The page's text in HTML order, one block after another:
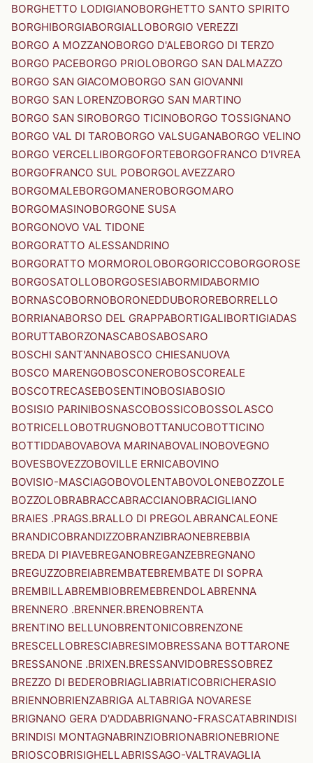
BORGHETTO LODIGIANOBORGHETTO SANTO SPIRITO
BORGHIBORGIABORGIALLOBORGIO VEREZZI
BORGO A MOZZANOBORGO D'ALEBORGO DI TERZO
BORGO PACEBORGO PRIOLOBORGO SAN DALMAZZO
BORGO SAN GIACOMOBORGO SAN GIOVANNI
BORGO SAN LORENZOBORGO SAN MARTINO
BORGO SAN SIROBORGO TICINOBORGO TOSSIGNANO
BORGO VAL DI TAROBORGO VALSUGANABORGO VELINO
BORGO VERCELLIBORGOFORTEBORGOFRANCO D'IVREA
BORGOFRANCO SUL POBORGOLAVEZZARO
BORGOMALEBORGOMANEROBORGOMARO
BORGOMASINOBORGONE SUSA
BORGONOVO VAL TIDONE
BORGORATTO ALESSANDRINO
BORGORATTO MORMOROLOBORGORICCOBORGOROSE
BORGOSATOLLOBORGOSESIABORMIDABORMIO
BORNASCOBORNOBORONEDDUBOROREBORRELLO
BORRIANABORSO DEL GRAPPABORTIGALIBORTIGIADAS
BORUTTABORZONASCABOSABOSARO
BOSCHI SANT'ANNABOSCO CHIESANUOVA
BOSCO MARENGOBOSCONEROBOSCOREALE
BOSCOTRECASEBOSENTINOBOSIABOSIO
BOSISIO PARINIBOSNASCOBOSSICOBOSSOLASCO
BOTRICELLOBOTRUGNOBOTTANUCOBOTTICINO
BOTTIDDABOVABOVA MARINABOVALINOBOVEGNO
BOVESBOVEZZOBOVILLE ERNICABOVINO
BOVISIO-MASCIAGOBOVOLENTABOVOLONEBOZZOLE
BOZZOLOBRABRACCABRACCIANOBRACIGLIANO
BRAIES .PRAGS.BRALLO DI PREGOLABRANCALEONE
BRANDICOBRANDIZZOBRANZIBRAONEBREBBIA
BREDA DI PIAVEBREGANOBREGANZEBREGNANO
BREGUZZOBREIABREMBATEBREMBATE DI SOPRA
BREMBILLABREMBIOBREMEBRENDOLABRENNA
BRENNERO .BRENNER.BRENOBRENTA
BRENTINO BELLUNOBRENTONICOBRENZONE
BRESCELLOBRESCIABRESIMOBRESSANA BOTTARONE
BRESSANONE .BRIXEN.BRESSANVIDOBRESSOBREZ
BREZZO DI BEDEROBRIAGLIABRIATICOBRICHERASIO
BRIENNOBRIENZABRIGA ALTABRIGA NOVARESE
BRIGNANO GERA D'ADDABRIGNANO-FRASCATABRINDISI
BRINDISI MONTAGNABRINZIOBRIONABRIONEBRIONE
BRIOSCOBRISIGHELLABRISSAGO-VALTRAVAGLIA